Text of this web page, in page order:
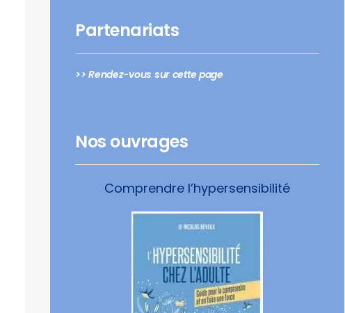
Partenariats
>> Rendez-vous sur cette page
Nos ouvrages
Comprendre l’hypersensibilité